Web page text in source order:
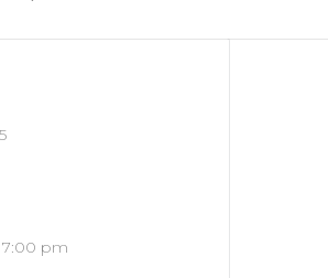
pm